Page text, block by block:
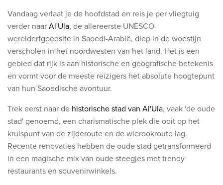
Vandaag verlaat je de hoofdstad en reis je per vliegtuig
verder naarAl'Ula, de allereerste UNESCO-
werelderfgoedsite in Saoedi-Arabië, diep in de woestijn
verscholen in het noordwesten van het land. Het is een
gebied dat rijk is aan historische en geografische betekenis
en vormt voor de meeste reizigers het absolute hoogtepunt
van hun Saoedische avontuur.
Trek eerst naar de historische stad van Al'Ula, vaak 'de oude
stad' genoemd, een charismatische plek die ooit op het
kruispunt van de zijderoute en de wierookroute lag.
Recente renovaties hebben de oude stad getransformeerd
in een magische mix van oude steegjes met trendy
restaurants en souvenirwinkels.